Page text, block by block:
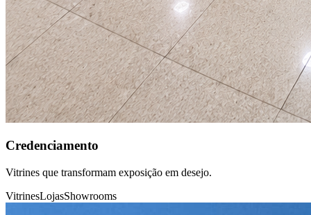
Credenciamento
Vitrines que transformam exposição em desejo.
VitrinesLojasShowrooms